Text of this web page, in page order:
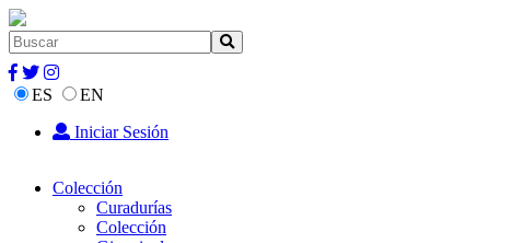
ES
EN
Iniciar Sesión
Colección
Curadurías
Colección